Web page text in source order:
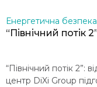
Енергетична безпека
“Північний потік
“Північний потік 2”:
центр DiXi Group